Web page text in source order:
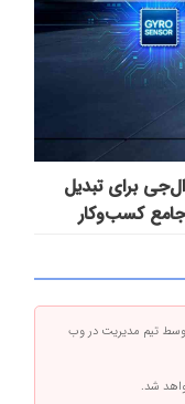
برای تبدیل
کسب‌وکار
تیم مدیریت در وب
شد.